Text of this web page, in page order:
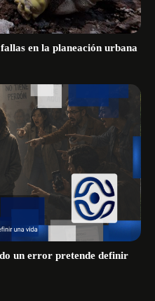
en la planeación urbana
un error pretende definir